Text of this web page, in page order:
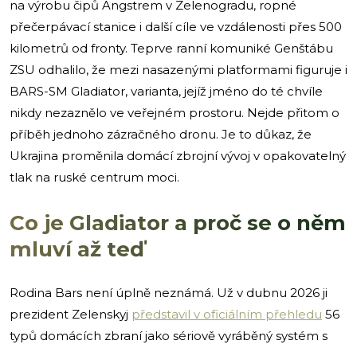
na výrobu čipů Angstrem v Zelenogradu, ropné
přečerpávací stanice i další cíle ve vzdálenosti přes 500
kilometrů od fronty. Teprve ranní komuniké Genštábu
ZSU odhalilo, že mezi nasazenými platformami figuruje i
BARS-SM Gladiator, varianta, jejíž jméno do té chvíle
nikdy nezaznělo ve veřejném prostoru. Nejde přitom o
příběh jednoho zázračného dronu. Je to důkaz, že
Ukrajina proměnila domácí zbrojní vývoj v opakovatelný
tlak na ruské centrum moci.
Co je Gladiator a proč se o něm
mluví až teď
Rodina Bars není úplně neznámá. Už v dubnu 2026 ji
prezident Zelenskyj představil v oficiálním přehledu 56
typů domácích zbraní jako sériově vyráběný systém s